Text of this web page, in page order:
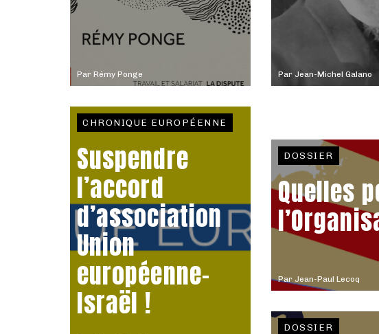
Par Rémy Ponge Par Jean-Michel Galano
CHRONIQUE EUROPÉENNE
Suspendre
l’accord
d’association
Union
européenne-
Israël !
Par Jean-Paul Lecoq
DOSSIER
Quelles
DOSSIER